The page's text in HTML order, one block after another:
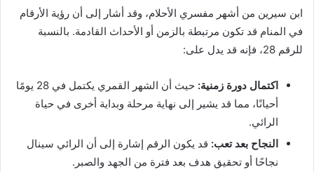
ابن سيرين من أشهر مفسري الأحلام، وقد أشار إلى أن رؤية الأرقام
في المنام قد تكون مرتبطة بالزمن أو الأحداث القادمة. بالنسبة
للرقم 28، فإنه قد يدل على:
اكتمال دورة زمنية:
حيث أن الشهر القمري يكتمل في 28 يومًا
أحيانًا، مما قد يشير إلى نهاية مرحلة وبداية أخرى في حياة
الرائي.
النجاح بعد تعب: قد يكون الرقم إشارة إلى أن الرائي سينال
نجاحًا أو تحقيق هدف بعد فترة من الجهد والصبر.